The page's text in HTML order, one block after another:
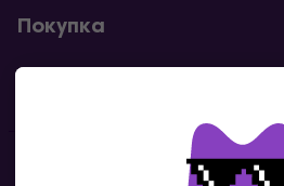
Покупка
Полезни линкове